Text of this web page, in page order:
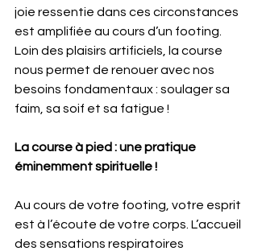
joie ressentie dans ces circonstances
est amplifiée au cours d’un footing.
Loin des plaisirs artificiels, la course
nous permet de renouer avec nos
besoins fondamentaux : soulager sa
faim, sa soif et sa fatigue !
La course à pied : une pratique
éminemment spirituelle !
Au cours de votre footing, votre esprit
est à l’écoute de votre corps. L’accueil
des sensations respiratoires